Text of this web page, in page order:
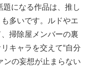
題になる作品は、推し
多いです。ルドやエ
掃除屋メンバーの裏
キャラを交えて“自分
ンの妄想が止まらない